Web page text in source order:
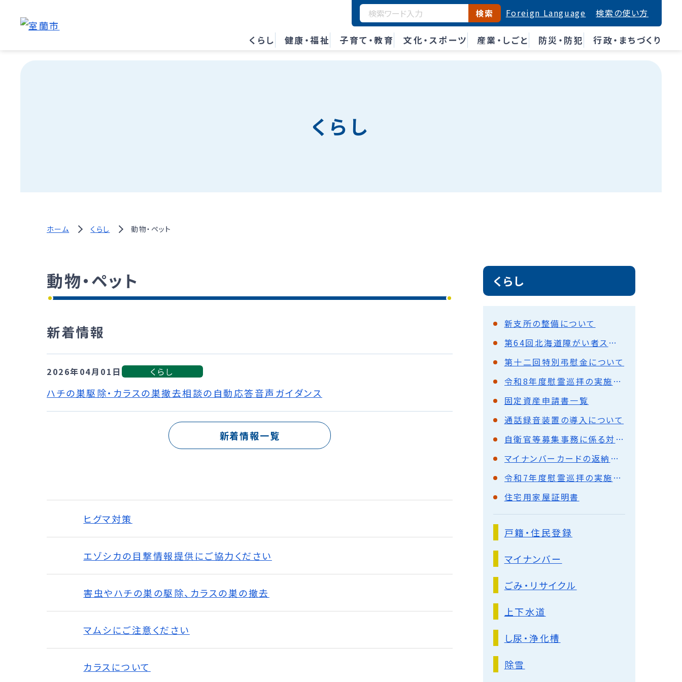
くらし 健康・福祉 子育て・教育 文化・スポーツ 産業・しごと 防災・防犯 行政・まちづくり
検索 Foreign Language 検索の使い方
くらし
ホーム くらし 動物・ペット
動物・ペット
新着情報
2026年04月01日 くらし
ハチの巣駆除・カラスの巣撤去相談の自動応答音声ガイダンス
新着情報一覧
ヒグマ対策
エゾシカの目撃情報提供にご協力ください
害虫やハチの巣の駆除、カラスの巣の撤去
マムシにご注意ください
カラスについて
くらし
新支所の整備について
第64回北海道障がい者スポーツ大会が開催されます
第十二回特別弔慰金について
令和8年度慰霊巡拝の実施予定について
固定資産申請書一覧
通話録⾳装置の導⼊について
自衛官等募集事務に係る対象者情報の提供について
マイナンバーカードの返納について
令和7年度慰霊巡拝の実施予定について
住宅用家屋証明書
戸籍・住民登録
マイナンバー
ごみ・リサイクル
上下水道
し尿・浄化槽
除雪